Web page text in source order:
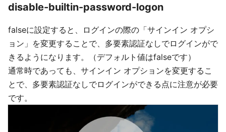
disable-builtin-password-logon
falseに設定すると、ログインの際の「サインイン オプシ
ョン」を変更することで、多要素認証なしでログインがで
きるようになります。（デフォルト値はfalseです）
通常時であっても、サインイン オプションを変更するこ
とで、多要素認証なしでログインができる点に注意が必要
です。